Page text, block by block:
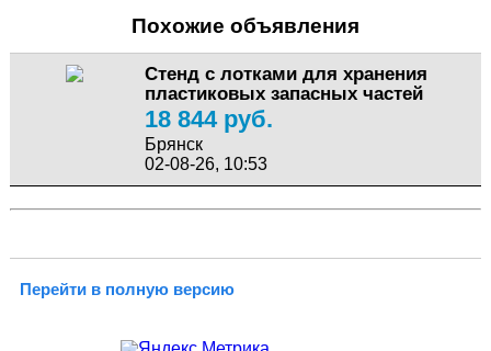
Похожие объявления
Стенд с лотками для хранения
пластиковых запасных частей
18 844 руб.
Брянск
02-08-26, 10:53
Перейти в полную версию